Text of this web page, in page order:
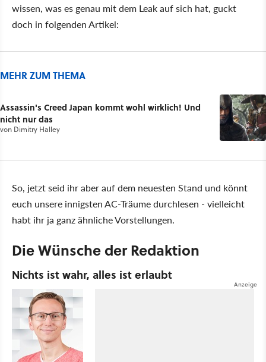
wissen, was es genau mit dem Leak auf sich hat, guckt
doch in folgenden Artikel:
MEHR ZUM THEMA
Assassin's Creed Japan kommt wohl wirklich! Und
nicht nur das
von Dimitry Halley
So, jetzt seid ihr aber auf dem neuesten Stand und könnt
euch unsere innigsten AC-Träume durchlesen - vielleicht
habt ihr ja ganz ähnliche Vorstellungen.
Die Wünsche der Redaktion
Nichts ist wahr, alles ist erlaubt